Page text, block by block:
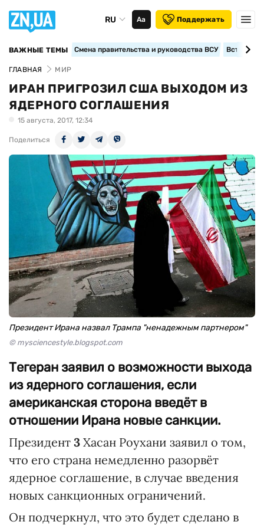
RU Аа Поддержать
ВАЖНЫЕ ТЕМЫ Смена правительства и руководства ВСУ
ГЛАВНАЯ МИР
ИРАН ПРИГРОЗИЛ США ВЫХОДОМ ИЗ
ЯДЕРНОГО СОГЛАШЕНИЯ
15 августа, 2017, 12:34
Поделиться
Президент Ирана назвал Трампа "ненадежным партнером"
© mysciencestyle.blogspot.com
Тегеран заявил о возможности выхода
из ядерного соглашения, если
американская сторона введёт в
отношении Ирана новые санкции.
Президент 3 Хасан Роухани заявил о том,
что его страна немедленно разорвёт
ядерное соглашение, в случае введения
новых санкционных ограничений.
Он подчеркнул, что это будет сделано в